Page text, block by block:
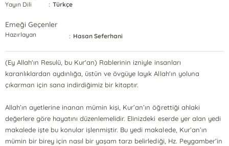
Yayın Dili
: Türkçe
Emeği Geçenler
Hazırlayan : Hasan Seferhani
(Ey Allah'ın Resulü, bu Kur'an) Rablerinin izniyle insanları
karanlıklardan aydınlığa, üstün ve övgüye layık Allah'ın yoluna
çıkarman için sana indirdiğimiz bir kitaptır.
Allah’ın ayetlerine inanan mümin kişi, Kur’an’ın öğrettiği ahlaki
değerlere göre hayatını düzenlemelidir. Elinizdeki eserde yer alan yedi
makalede işte bu konular işlenmiştir. Bu yedi makalede, Kur’an’ın
mümin bir birey için nasıl bir yaşam tarzı belirlediği, Hz. Peygamber’in